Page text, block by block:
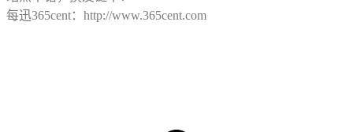
每迅365cent：http://www.365cent.com